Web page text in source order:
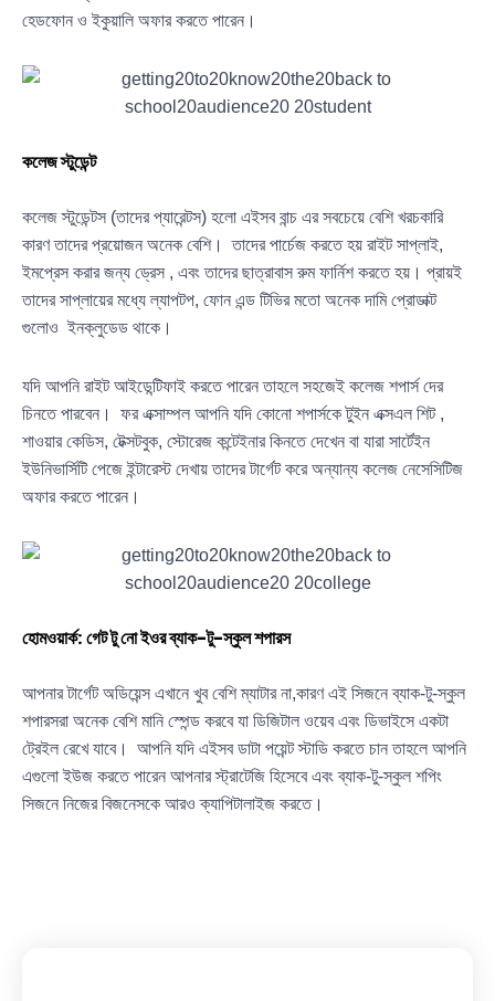
হেডফোন ও ইকুয়ালি অফার করতে পারেন।
কলেজ স্টুডেন্ট
কলেজ স্টুডেন্টস (তাদের প্যারেন্টস) হলো এইসব বান্চ এর সবচেয়ে বেশি খরচকারি
কারণ তাদের প্রয়োজন অনেক বেশি। তাদের পার্চেজ করতে হয় রাইট সাপ্লাই,
ইমপ্রেস করার জন্য ড্রেস , এবং তাদের ছাত্রাবাস রুম ফার্নিশ করতে হয়। প্রায়ই
তাদের সাপ্লায়ের মধ্যে ল্যাপটপ, ফোন এন্ড টিভির মতো অনেক দামি প্রোডাক্ট
গুলোও ইনক্লুডেড থাকে।
যদি আপনি রাইট আইডেন্টিফাই করতে পারেন তাহলে সহজেই কলেজ শপার্স দের
চিনতে পারবেন। ফর এক্সাম্পল আপনি যদি কোনো শপার্সকে টুইন এক্সএল শিট ,
শাওয়ার কেডিস, টেক্সটবুক, স্টোরেজ কন্টেইনার কিনতে দেখেন বা যারা সার্টেইন
ইউনিভার্সিটি পেজে ইন্টারেস্ট দেখায় তাদের টার্গেট করে অন্যান্য কলেজ নেসেসিটিজ
অফার করতে পারেন।
হোমওয়ার্ক: গেট টু নো ইওর ব্যাক-টু-স্কুল শপারস
আপনার টার্গেট অডিয়েন্স এখানে খুব বেশি ম্যাটার না,কারণ এই সিজনে ব্যাক-টু-স্কুল
শপারসরা অনেক বেশি মানি স্পেন্ড করবে যা ডিজিটাল ওয়েব এবং ডিভাইসে একটা
ট্রেইল রেখে যাবে। আপনি যদি এইসব ডাটা পয়েন্ট স্টাডি করতে চান তাহলে আপনি
এগুলো ইউজ করতে পারেন আপনার স্ট্রাটেজি হিসেবে এবং ব্যাক-টু-স্কুল শপিং
সিজনে নিজের বিজনেসকে আরও ক্যাপিটালাইজ করতে।